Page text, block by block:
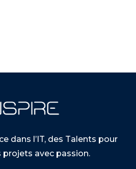
dans l’IT, des Talents pour
projets avec passion.